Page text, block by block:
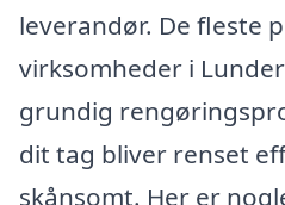
leverandør. De fleste
virksomheder i
grundig
dit tag bliver renset
skånsomt. Her er